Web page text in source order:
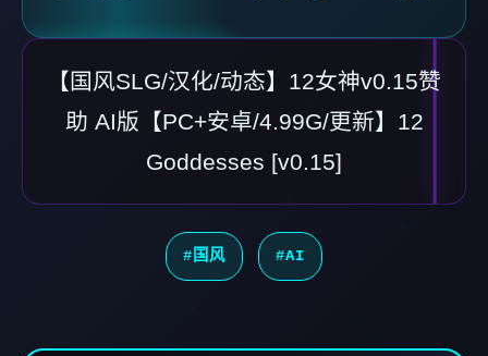
【国风SLG/汉化/动态】12女神v0.15赞
助 AI版【PC+安卓/4.99G/更新】12
Goddesses [v0.15]
#国风 #AI